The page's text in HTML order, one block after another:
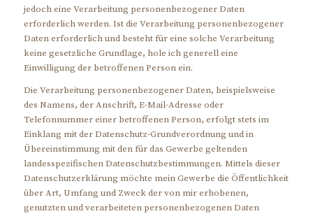
jedoch eine Verarbeitung personenbezogener Daten
erforderlich werden. Ist die Verarbeitung personenbezogener
Daten erforderlich und besteht für eine solche Verarbeitung
keine gesetzliche Grundlage, hole ich generell eine
Einwilligung der betroffenen Person ein.
Die Verarbeitung personenbezogener Daten, beispielsweise
des Namens, der Anschrift, E-Mail-Adresse oder
Telefonnummer einer betroffenen Person, erfolgt stets im
Einklang mit der Datenschutz-Grundverordnung und in
Übereinstimmung mit den für das Gewerbe geltenden
landesspezifischen Datenschutzbestimmungen. Mittels dieser
Datenschutzerklärung möchte mein Gewerbe die Öffentlichkeit
über Art, Umfang und Zweck der von mir erhobenen,
genutzten und verarbeiteten personenbezogenen Daten